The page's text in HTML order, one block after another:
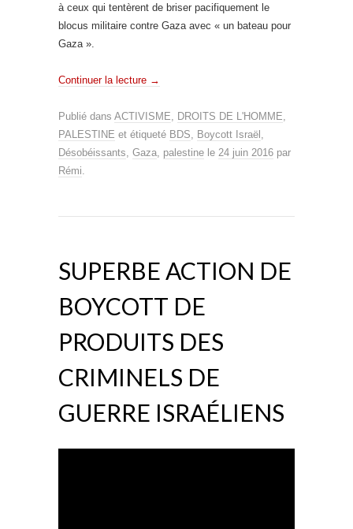
à ceux qui tentèrent de briser pacifiquement le
blocus militaire contre Gaza avec « un bateau pour
Gaza ».
Continuer la lecture →
Publié dans ACTIVISME DROITS DE L'HOMME
PALESTINE et étiqueté BDS Boycott Israël
Désobéissants Gaza palestine le 24 juin 2016 par
Rémi
SUPERBE ACTION DE
BOYCOTT DE
PRODUITS DES
CRIMINELS DE
GUERRE ISRAÉLIENS